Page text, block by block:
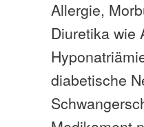
Allergie,
Diuretika wie
diabetische